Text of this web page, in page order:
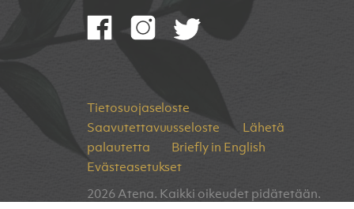
Tietosuojaseloste
Saavutettavuusseloste
Lähetä
palautetta
Briefly in English
Evästeasetukset
2026 Atena. Kaikki oikeudet pidätetään.